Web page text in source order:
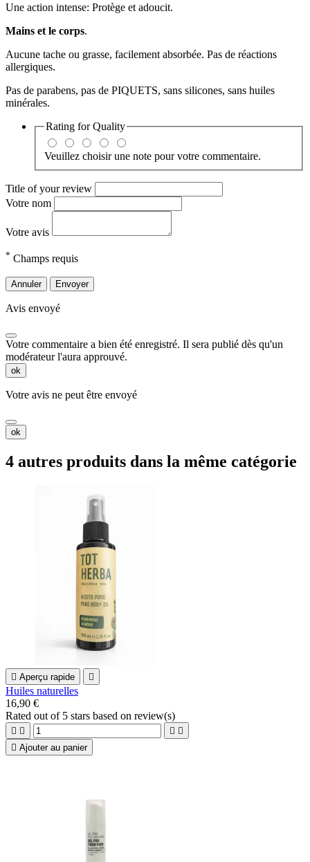
Une action intense: Protège et adoucit.
Mains et le corps.
Aucune tache ou grasse, facilement absorbée. Pas de réactions
allergiques.
Pas de parabens, pas de PIQUETS, sans silicones, sans huiles
minérales.
Rating forQuality
Veuillez choisir une note pour votre commentaire.
Title of your review
Votre nom
Votre avis
* Champs requis
Annuler Envoyer
Avis envoyé
Votre commentaire a bien été enregistré. Il sera publié dès qu'un
modérateur l'aura approuvé.
ok
Votre avis ne peut être envoyé
ok
4 autres produits dans la même catégorie
 Aperçu rapide 
Huiles naturelles
16,90 €
Rated out of 5 stars based on review(s)
   
 Ajouter au panier